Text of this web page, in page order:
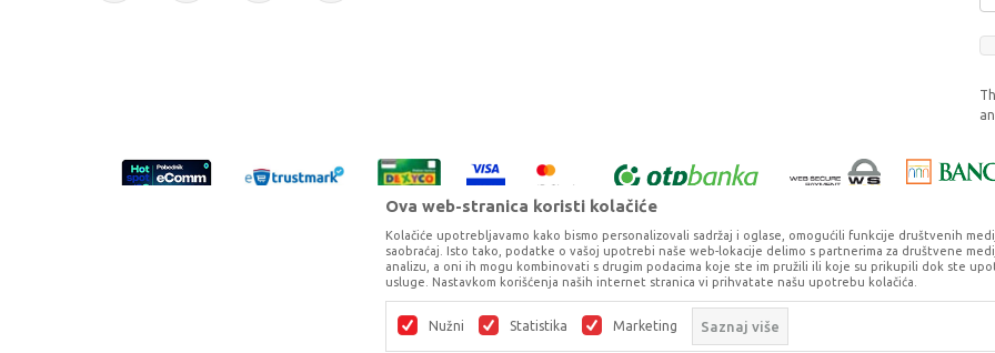
Proizvode na sajtu nastojimo da opišemo što je preciznije moguće, ali ne možemo garantovati da su svi podaci i
potpunosti kompletni i bez grešaka. Svi artikli prikazani na sajtu su deo naše ponude, ali ne podrazumeva da
www.dexy.co.rs, IzradaNB SOFT
Ova web-stranica koristi kolačiće
Kolačiće upotrebljavamo kako bismo personalizovali sadržaj i oglase, omogućili funkcije društvenih
saobraćaj. Isto tako, podatke o vašoj upotrebi naše web-lokacije delimo s partnerima za društvene
analizu, a oni ih mogu kombinovati s drugim podacima koje ste im pružili ili koje su prikupili dok ste
usluge. Nastavkom korišćenja naših internet stranica vi prihvatate našu upotrebu kolačića.
Nužni Statistika Marketing Saznaj više